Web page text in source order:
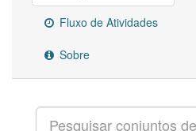
Fluxo de Atividades
Sobre